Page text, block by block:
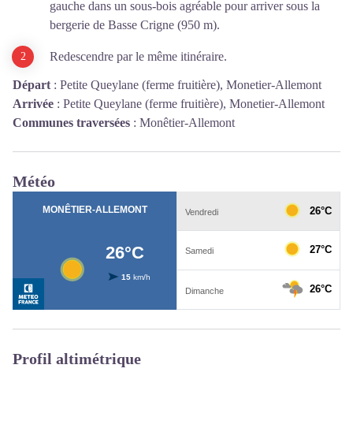
gauche dans un sous-bois agréable pour arriver sous la
bergerie de Basse Crigne (950 m).
Redescendre par le même itinéraire.
Départ : Petite Queylane (ferme fruitière), Monetier-Allemont
Arrivée : Petite Queylane (ferme fruitière), Monetier-Allemont
Communes traversées : Monêtier-Allemont
Météo
Profil altimétrique